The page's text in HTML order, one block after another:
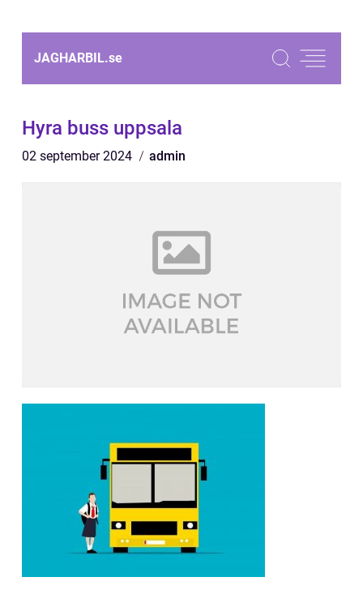
JAGHARBIL.se
Hyra buss uppsala
02 september 2024 admin